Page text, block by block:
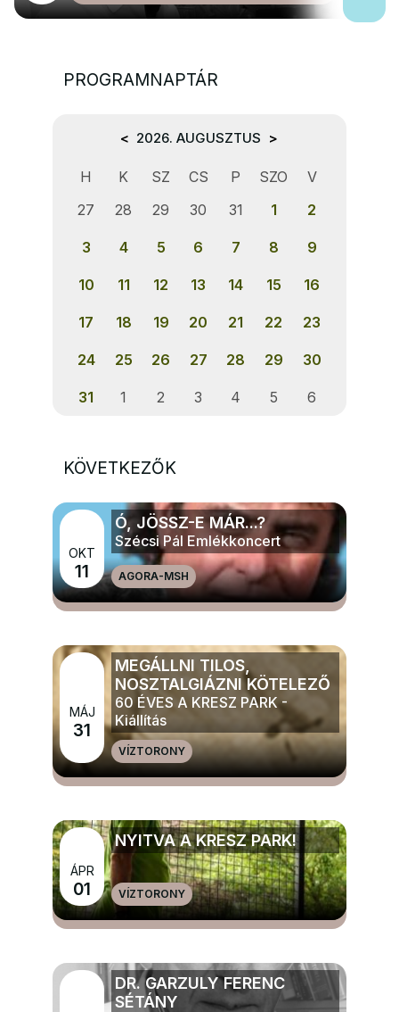
PROGRAMNAPTÁR
< 2026. AUGUSZTUS >
H K SZ CS P SZO
V
27
28 29 30 31 1 2
3 4 5 6 7 8 9
10 11 12 13 14 15 16
17 18 19 20 21 22 23
24 25 26 27 28 29 30
31 1 2 3 4 5 6
KÖVETKEZŐK
OKT
11
Ó, JÖSSZ-E MÁR...?
Szécsi Pál Emlékkoncert
AGORA-MSHMÉG TÖBB ZENE
MÁJ
31
MEGÁLLNI TILOS,
NOSZTALGIÁZNI KÖTELEZŐ
60 ÉVES A KRESZ PARK -
Kiállítás
VÍZTORONY
MÉG TÖBB ELŐADÁS, TÁNC, KIÁLLÍTÁS
ÁPR
01
NYITVA A KRESZ PARK!
VÍZTORONY
MÉG TÖBB GYERMEK, IFJÚSÁGI ÉS CSALÁDI
PROGRAMOK
DR. GARZULY FERENC
SÉTÁNY